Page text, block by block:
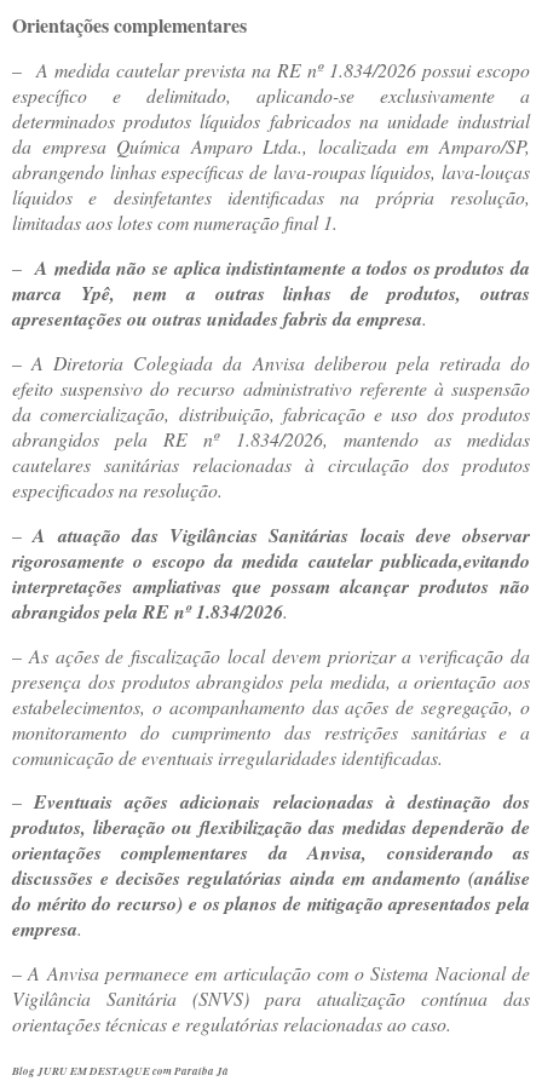
Orientações complementares
–A medida cautelar prevista na RE nº 1.834/2026 possui escopo
específico e delimitado, aplicando-se exclusivamente a
determinados produtos líquidos fabricados na unidade industrial
da empresa Química Amparo Ltda., localizada em Amparo/SP,
abrangendo linhas específicas de lava-roupas líquidos, lava-louças
líquidos e desinfetantes identificadas na própria resolução,
limitadas aos lotes com numeração final 1.
–A medida não se aplica indistintamente a todos os produtos da
marca Ypê, nem a outras linhas de produtos, outras
apresentações ou outras unidades fabris da empresa.
–A Diretoria Colegiada da Anvisa deliberou pela retirada do
efeito suspensivo do recurso administrativo referente à suspensão
da comercialização, distribuição, fabricação e uso dos produtos
abrangidos pela RE nº 1.834/2026, mantendo as medidas
cautelares sanitárias relacionadas à circulação dos produtos
especificados na resolução.
–A atuação das Vigilâncias Sanitárias locais deve observar
rigorosamente o escopo da medida cautelar publicada,evitando
interpretações ampliativas que possam alcançar produtos não
abrangidos pela RE nº 1.834/2026.
– As ações de fiscalização local devem priorizar a verificação da
presença dos produtos abrangidos pela medida, a orientação aos
estabelecimentos, o acompanhamento das ações de segregação, o
monitoramento do cumprimento das restrições sanitárias e a
comunicação de eventuais irregularidades identificadas.
–Eventuais ações adicionais relacionadas à destinação dos
produtos, liberação ou flexibilização das medidas dependerão de
orientações complementares da Anvisa, considerando as
discussões e decisões regulatórias ainda em andamento (análise
do mérito do recurso) e os planos de mitigação apresentados pela
empresa.
–A Anvisa permanece em articulação com o Sistema Nacional de
Vigilância Sanitária (SNVS) para atualização contínua das
orientações técnicas e regulatórias relacionadas ao caso.
Blog JURU EM DESTAQUE com Paraíba Já